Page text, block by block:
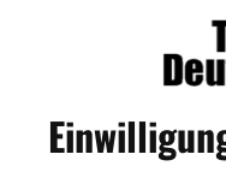
Mediadaten
©